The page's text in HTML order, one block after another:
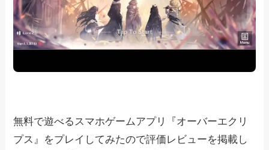
無料で遊べるスマホゲームアプリ『オーバーエクリ
プス』をプレイしてみたので評価レビューを掲載し